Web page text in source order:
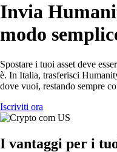
Invia
modo
Spostare i tuoi asset deve
è. In Italia, trasferisci
dove vuoi, restando sempre
Iscriviti ora
I vantaggi per i